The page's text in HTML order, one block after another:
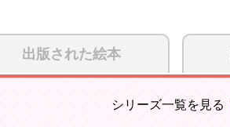
出版された絵本
シリーズ一覧を見る